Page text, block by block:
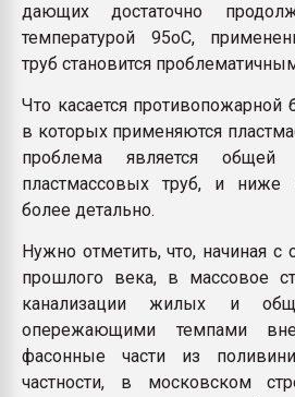
дающих достаточно
температурой 95оС,
труб становится
Что касается противопожарной
в которых применяются
проблема является
пластмассовых труб, и
более детально.
Нужно отметить, что, начиная с
прошлого века, в массовое
канализации жилых и
опережающими темпами
фасонные части из
частности, в московском